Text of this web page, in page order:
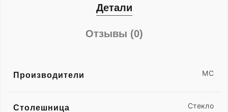
Детали
Отзывы (0)
Производители MC
Столешница Стекло